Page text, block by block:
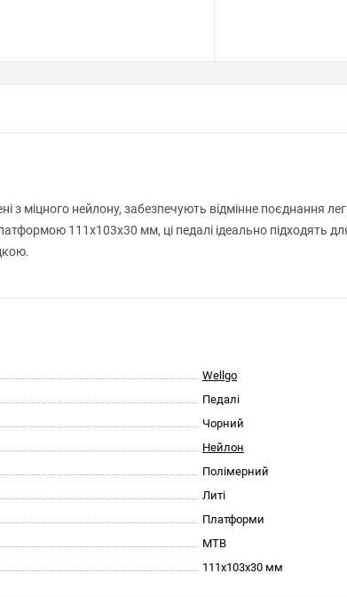
з міцного нейлону, забезпечують відмінне поєднання
111x103x30 мм, ці педалі ідеально підходять
Wellgo
Педалі
Чорний
Нейлон
Полімерний
Литі
Платформи
МТВ
111х103х30 мм